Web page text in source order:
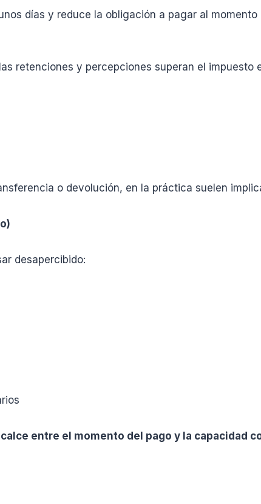
días y reduce la obligación a pagar al
retenciones y percepciones superan el impuesto
o devolución, en la práctica suelen
desapercibido:
entre el momento del pago y la capacidad